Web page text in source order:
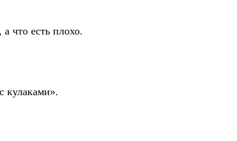
что есть плохо.
кулаками».